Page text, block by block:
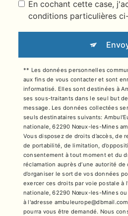
En cochant cette case,
conditions particulières
** Les données personnelles
aux fins de vous contacter et sont
informatisé. Elles sont destinées à
ses sous-traitants dans le seul but
message. Les données collectées
seuls destinataires suivants:
nationale, 62290 Nœux-les-Mines
Vous disposez de droits d’accès, de
de portabilité, de limitation,
consentement à tout moment et du
réclamation auprès d’une autorité
d’organiser le sort de vos données
exercer ces droits par voie postale à
nationale, 62290 Nœux-les-Mines
à l'adresse
pourra vous être demandé. Nous